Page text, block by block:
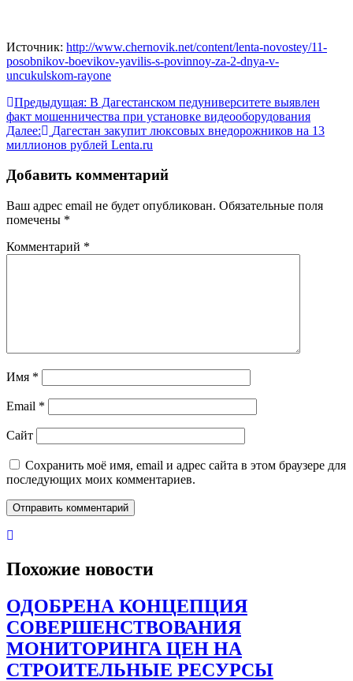
Источник: http://www.chernovik.net/content/lenta-novostey/11-
posobnikov-boevikov-yavilis-s-povinnoy-za-2-dnya-v-
uncukulskom-rayone
Навигация
по
записям
Предыдущая: В Дагестанском педуниверситете выявлен
факт мошенничества при установке видеооборудования
Далее:
Дагестан закупит люксовых внедорожников на 13
миллионов рублей Lenta.ru
Добавить комментарий
Ваш адрес email не будет опубликован. Обязательные поля
помечены *
Комментарий *
Имя *
Email *
Сайт
Сохранить моё имя, email и адрес сайта в этом браузере для
последующих моих комментариев.
Похожие новости
ОДОБРЕНА КОНЦЕПЦИЯ
СОВЕРШЕНСТВОВАНИЯ
МОНИТОРИНГА ЦЕН НА
СТРОИТЕЛЬНЫЕ РЕСУРСЫ